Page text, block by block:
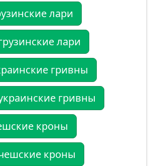
лари
лари
гривны
гривны
кроны
кроны